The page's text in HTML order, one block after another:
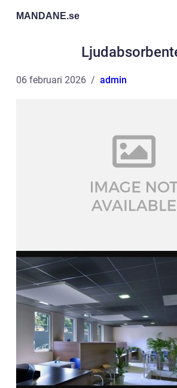
MANDANE.se
06 februari 2026 admin